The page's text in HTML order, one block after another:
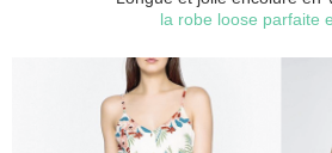
la robe loose parfaite